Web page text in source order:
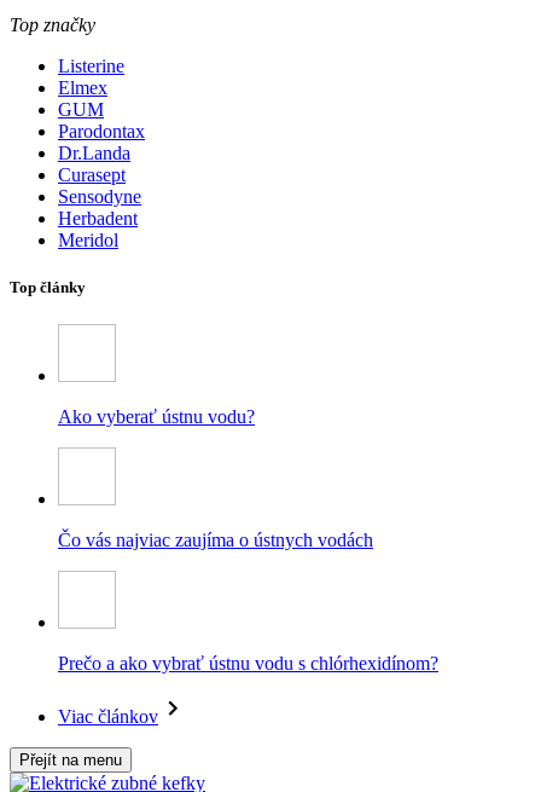
Top značky
Listerine
Elmex
GUM
Parodontax
Dr.Landa
Curasept
Sensodyne
Herbadent
Meridol
Top články
Ako vyberať ústnu vodu?
Čo vás najviac zaujíma o ústnych vodách
Prečo a ako vybrať ústnu vodu s chlórhexidínom?
Viac článkov
Přejít na menu